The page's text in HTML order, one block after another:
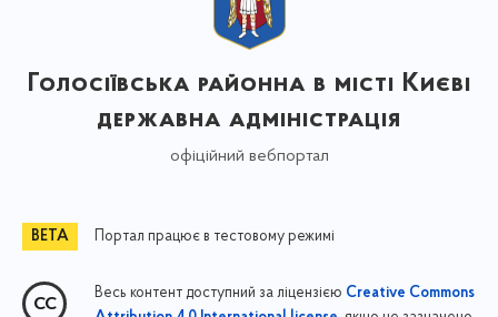
Голосіївська районна в місті Києві
державна адміністрація
офіційний вебпортал
Портал працює в тестовому режимі
Весь контент доступний за ліцензією Creative Commons